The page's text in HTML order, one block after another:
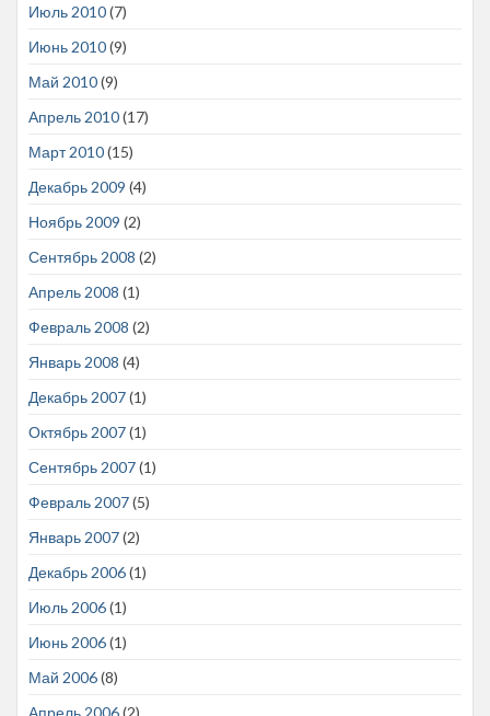
Июль 2010(7)
Июнь 2010(9)
Май 2010(9)
Апрель 2010(17)
Март 2010(15)
Декабрь 2009 (4)
Ноябрь 2009 (2)
Сентябрь 2008 (2)
Апрель 2008 (1)
Февраль 2008 (2)
Январь 2008 (4)
Декабрь 2007(1)
Октябрь 2007(1)
Сентябрь 2007(1)
Февраль 2007(5)
Январь 2007(2)
Декабрь 2006(1)
Июль 2006(1)
Июнь 2006(1)
Май 2006(8)
Апрель 2006(2)